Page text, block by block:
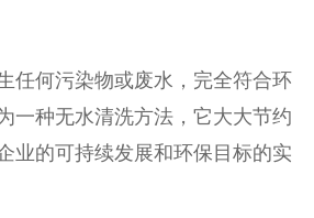
任何污染物或废水，完全符合环
一种无水清洗方法，它大大节约
业的可持续发展和环保目标的实